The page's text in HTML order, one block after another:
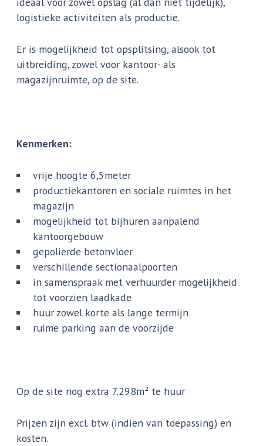
logistieke activiteiten als productie.
Er is mogelijkheid tot opsplitsing, alsook tot
uitbreiding, zowel voor kantoor- als
magazijnruimte, op de site.
Kenmerken:
vrije hoogte 6,5meter
productiekantoren en sociale ruimtes in het
magazijn
mogelijkheid tot bijhuren aanpalend
kantoorgebouw
gepolierde betonvloer
verschillende sectionaalpoorten
in samenspraak met verhuurder mogelijkheid
tot voorzien laadkade
huur zowel korte als lange termijn
ruime parking aan de voorzijde
Op de site nog extra 7.298m² te huur
Prijzen zijn excl. btw (indien van toepassing) en
kosten.